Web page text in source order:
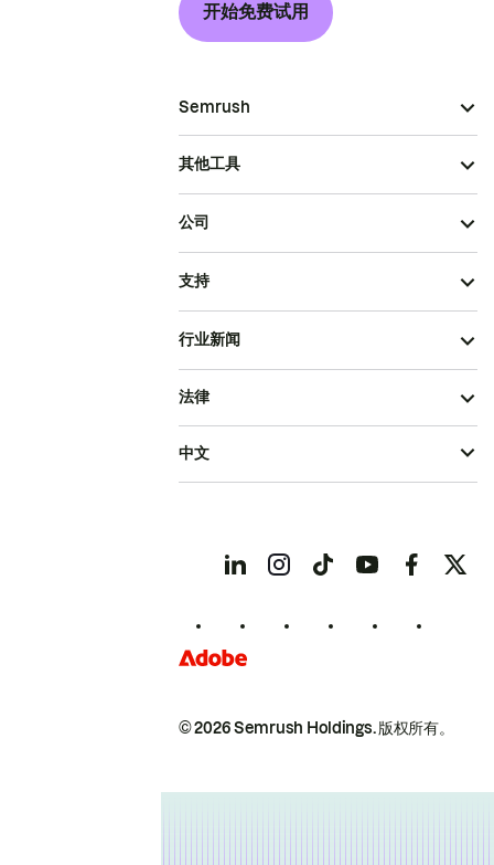
开始免费试用
Semrush
其他工具
公司
支持
行业新闻
© 2026 Semrush Holdings.版权所有。
法律
中文